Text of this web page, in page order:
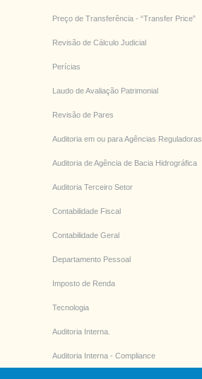
Preço de Transferência - “Transfer Price”
Revisão de Cálculo Judicial
Perícias
Laudo de Avaliação Patrimonial
Revisão de Pares
Auditoria em ou para Agências Reguladoras
Auditoria de Agência de Bacia Hidrográfica
Auditoria Terceiro Setor
Contabilidade Fiscal
Contabilidade Geral
Departamento Pessoal
Imposto de Renda
Tecnologia
Auditoria Interna.
Auditoria Interna - Compliance